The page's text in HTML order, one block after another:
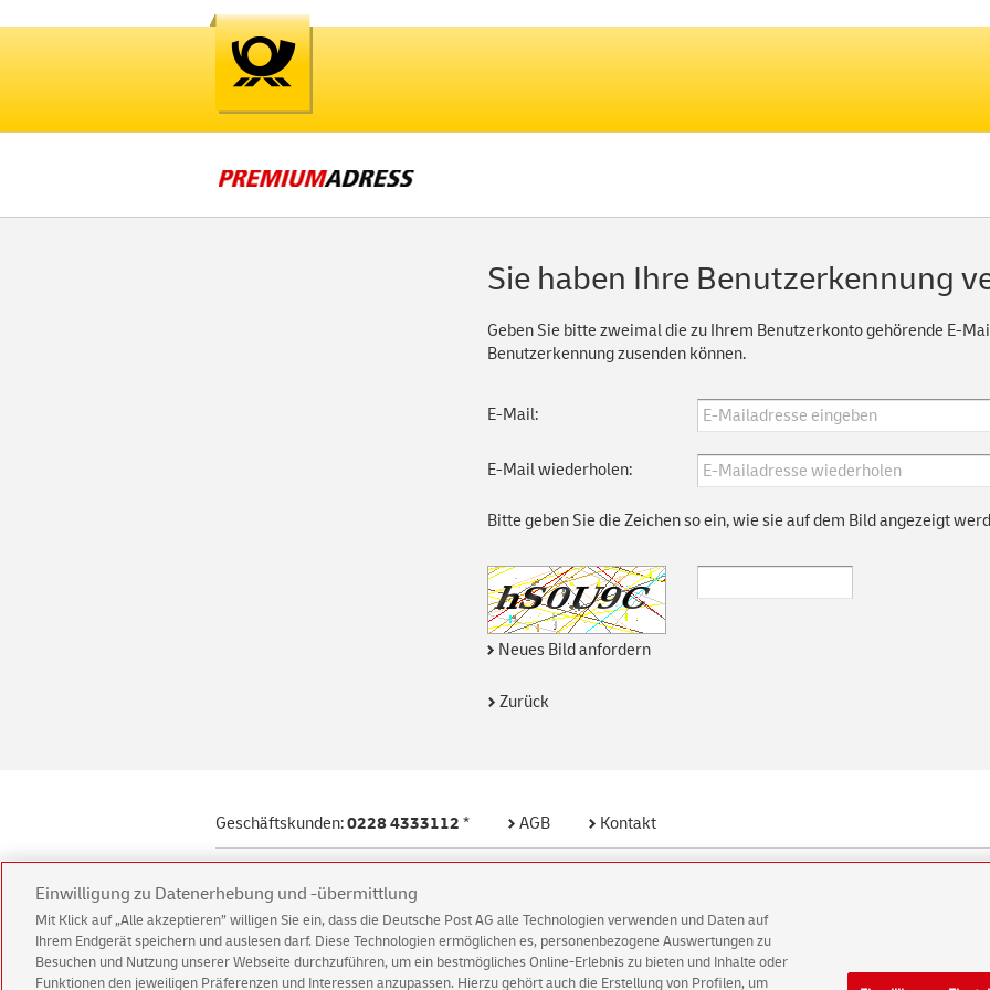
Sie haben Ihre Benutzerkennung
Geben Sie bitte zweimal die zu Ihrem Benutzerkonto gehörende E-
Benutzerkennung zusenden können.
E-Mail:
E-Mail wiederholen:
Bitte geben Sie die Zeichen so ein, wie sie auf dem Bild angezeigt
Neues Bild anfordern
Zurück
Geschäftskunden:0228 4333112 * AGB Kontakt
Impressum
Datenschutz
* Mo - Fr von 8 - 18 Uhr und Sa von 8 - 14 Uhr, außer an bundesweiten Feiertagen
Einwilligung zu Datenerhebung und -übermittlung
Mit Klick auf „Alle akzeptieren” willigen Sie ein, dass die Deutsche Post AG alle Technologien verwenden und Daten auf
Ihrem Endgerät speichern und auslesen darf. Diese Technologien ermöglichen es, personenbezogene Auswertungen zu
Besuchen und Nutzung unserer Webseite durchzuführen, um ein bestmögliches Online-Erlebnis zu bieten und Inhalte oder
Funktionen den jeweiligen Präferenzen und Interessen anzupassen. Hierzu gehört auch die Erstellung von Profilen, um